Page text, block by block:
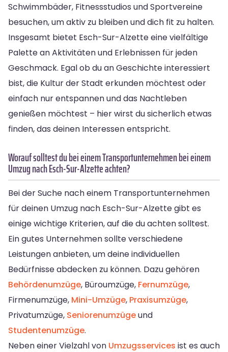
Schwimmbäder, Fitnessstudios und Sportvereine
besuchen, um aktiv zu bleiben und dich fit zu halten.
Insgesamt bietet Esch-Sur-Alzette eine vielfältige
Palette an Aktivitäten und Erlebnissen für jeden
Geschmack. Egal ob du an Geschichte interessiert
bist, die Kultur der Stadt erkunden möchtest oder
einfach nur entspannen und das Nachtleben
genießen möchtest – hier wirst du sicherlich etwas
finden, das deinen Interessen entspricht.
Worauf solltest du bei einem Transportunternehmen bei einem
Umzug nach Esch-Sur-Alzette achten?
Bei der Suche nach einem Transportunternehmen
für deinen Umzug nach Esch-Sur-Alzette gibt es
einige wichtige Kriterien, auf die du achten solltest.
Ein gutes Unternehmen sollte verschiedene
Leistungen anbieten, um deine individuellen
Bedürfnisse abdecken zu können. Dazu gehören
Behördenumzüge, Büroumzüge, Fernumzüge,
Firmenumzüge, Mini-Umzüge, Praxisumzüge,
Privatumzüge, Seniorenumzügeund
Studentenumzüge.
Neben einer Vielzahl von Umzugsservices ist es auch